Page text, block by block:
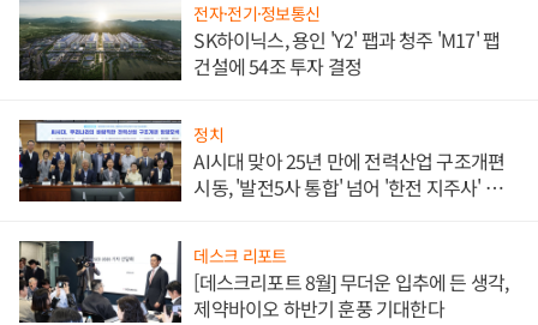
전자·전기·정보통신
SK하이닉스, 용인 'Y2' 팹과 청주 'M17' 팹
건설에 54조 투자 결정
정치
AI시대 맞아 25년 만에 전력산업 구조개편
시동, '발전5사 통합' 넘어 '한전 지주사' 재편
데스크 리포트
[데스크리포트 8월] 무더운 입추에 든 생각,
제약바이오 하반기 훈풍 기대한다